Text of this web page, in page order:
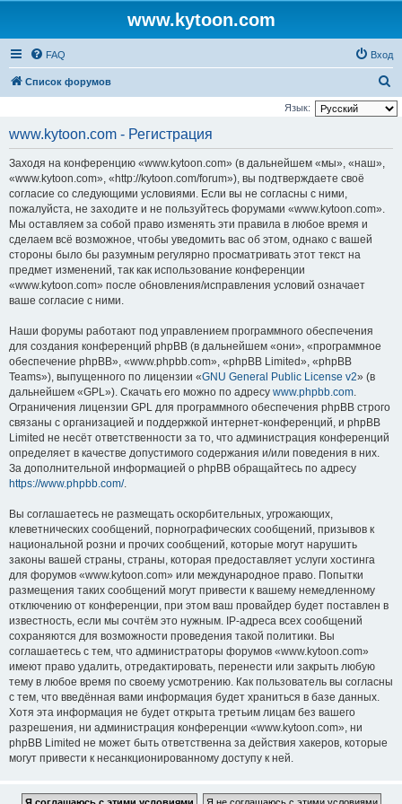
www.kytoon.com
FAQ Вход
Список форумов
о
Язык:
www.kytoon.com - Регистрация
Заходя на конференцию «www.kytoon.com» (в дальнейшем «мы», «наш»,
«www.kytoon.com», «http://kytoon.com/forum»), вы подтверждаете своё
согласие со следующими условиями. Если вы не согласны с ними,
пожалуйста, не заходите и не пользуйтесь форумами «www.kytoon.com».
Мы оставляем за собой право изменять эти правила в любое время и
сделаем всё возможное, чтобы уведомить вас об этом, однако с вашей
стороны было бы разумным регулярно просматривать этот текст на
предмет изменений, так как использование конференции
«www.kytoon.com» после обновления/исправления условий означает
ваше согласие с ними.
Наши форумы работают под управлением программного обеспечения
для создания конференций phpBB (в дальнейшем «они», «программное
обеспечение phpBB», «www.phpbb.com», «phpBB Limited», «phpBB
Teams»), выпущенного по лицензии «GNU General Public License v2» (в
дальнейшем «GPL»). Скачать его можно по адресу www.phpbb.com.
Ограничения лицензии GPL для программного обеспечения phpBB строго
связаны с организацией и поддержкой интернет-конференций, и phpBB
Limited не несёт ответственности за то, что администрация конференций
определяет в качестве допустимого содержания и/или поведения в них.
За дополнительной информацией о phpBB обращайтесь по адресу
https://www.phpbb.com/.
Вы соглашаетесь не размещать оскорбительных, угрожающих,
клеветнических сообщений, порнографических сообщений, призывов к
национальной розни и прочих сообщений, которые могут нарушить
законы вашей страны, страны, которая предоставляет услуги хостинга
для форумов «www.kytoon.com» или международное право. Попытки
размещения таких сообщений могут привести к вашему немедленному
отключению от конференции, при этом ваш провайдер будет поставлен в
известность, если мы сочтём это нужным. IP-адреса всех сообщений
сохраняются для возможности проведения такой политики. Вы
соглашаетесь с тем, что администраторы форумов «www.kytoon.com»
имеют право удалить, отредактировать, перенести или закрыть любую
тему в любое время по своему усмотрению. Как пользователь вы согласны
с тем, что введённая вами информация будет храниться в базе данных.
Хотя эта информация не будет открыта третьим лицам без вашего
разрешения, ни администрация конференции «www.kytoon.com», ни
phpBB Limited не может быть ответственна за действия хакеров, которые
могут привести к несанкционированному доступу к ней.